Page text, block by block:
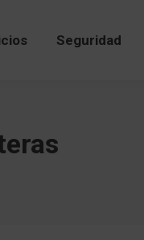
Seguridad
Seguridad